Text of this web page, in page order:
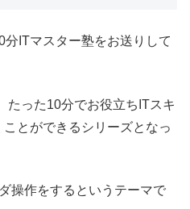
ITマスター塾をお送りして
たった10分でお役立ちITスキ
とができるシリーズとなっ
操作をするというテーマで